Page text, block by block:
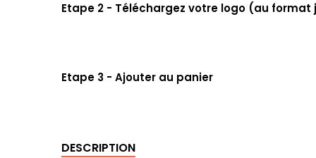
Etape 2 - Téléchargez votre logo (au format
Etape 3 - Ajouter au panier
DESCRIPTION